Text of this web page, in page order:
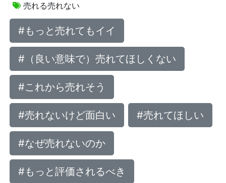
売れる売れない
#もっと売れてもイイ
#（良い意味で）売れてほしくない
#これから売れそう
#売れないけど面白い #売れてほしい
#なぜ売れないのか
#もっと評価されるべき